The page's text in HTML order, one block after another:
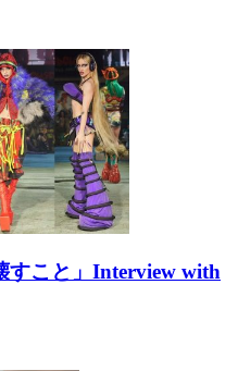
すこと」Interview with